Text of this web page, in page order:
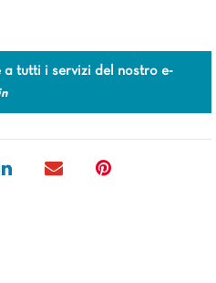
a tutti i servizi del nostro e-